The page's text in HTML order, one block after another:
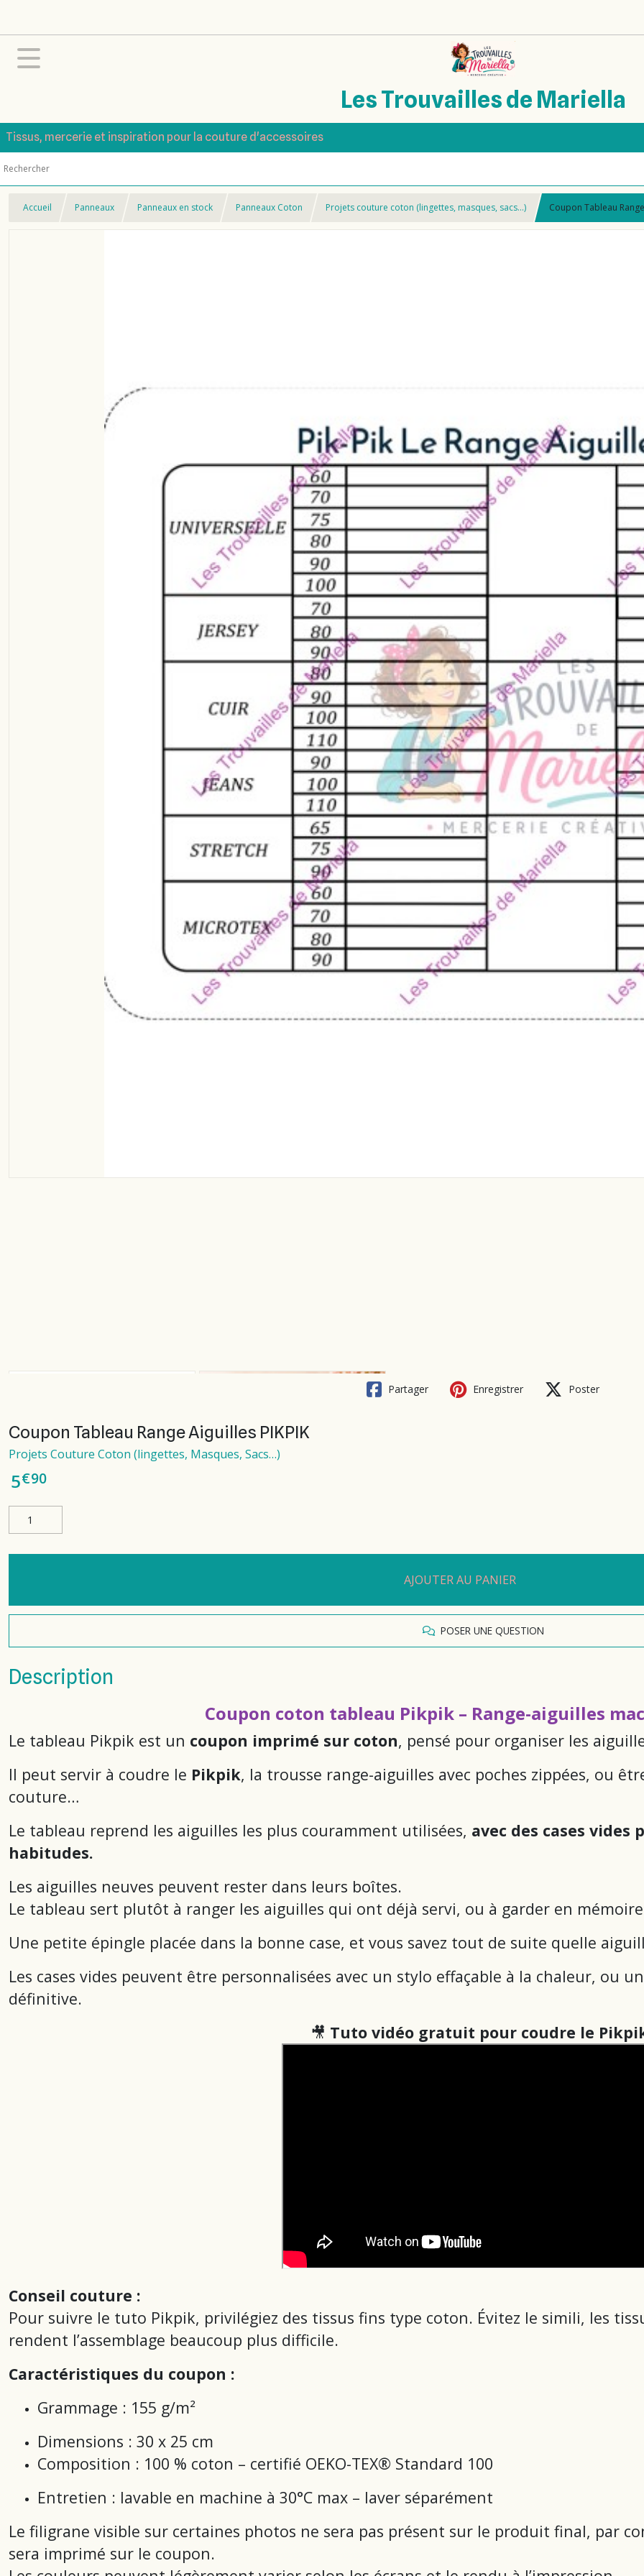
Les Trouvailles de Mariella
Tissus, mercerie et inspiration pour la couture d'accessoires
Accueil Panneaux Panneaux en stock Panneaux Coton Projets couture coton (lingettes, masques, sacs…) Coupon Tableau
Partager Enregistrer Poster
Coupon Tableau Range Aiguilles PIKPIK
Projets Couture Coton (lingettes, Masques, Sacs…)
5€90
AJOUTER AU PANIER
POSER UNE QUESTION
Description
Coupon coton tableau Pikpik – Range-aiguilles
Le tableau Pikpik est un coupon imprimé sur coton, pensé pour organiser les
Il peut servir à coudre le Pikpik, la trousse range-aiguilles avec poches zippées, ou
couture…
Le tableau reprend les aiguilles les plus couramment utilisées, avec des cases
habitudes.
Les aiguilles neuves peuvent rester dans leurs boîtes.
Le tableau sert plutôt à ranger les aiguilles qui ont déjà servi, ou à garder en
Une petite épingle placée dans la bonne case, et vous savez tout de suite quelle
Les cases vides peuvent être personnalisées avec un stylo effaçable à la chaleur, ou
définitive.
🎥 Tuto vidéo gratuit pour coudre le
Conseil couture :
Pour suivre le tuto Pikpik, privilégiez des tissus fins type coton. Évitez le simili, les
rendent l’assemblage beaucoup plus difficile.
Caractéristiques du coupon :
Grammage : 155 g/m²
Dimensions : 30 x 25 cm
Composition : 100 % coton – certifié OEKO-TEX® Standard 100
Entretien : lavable en machine à 30°C max – laver séparément
Le filigrane visible sur certaines photos ne sera pas présent sur le produit final, par
sera imprimé sur le coupon.